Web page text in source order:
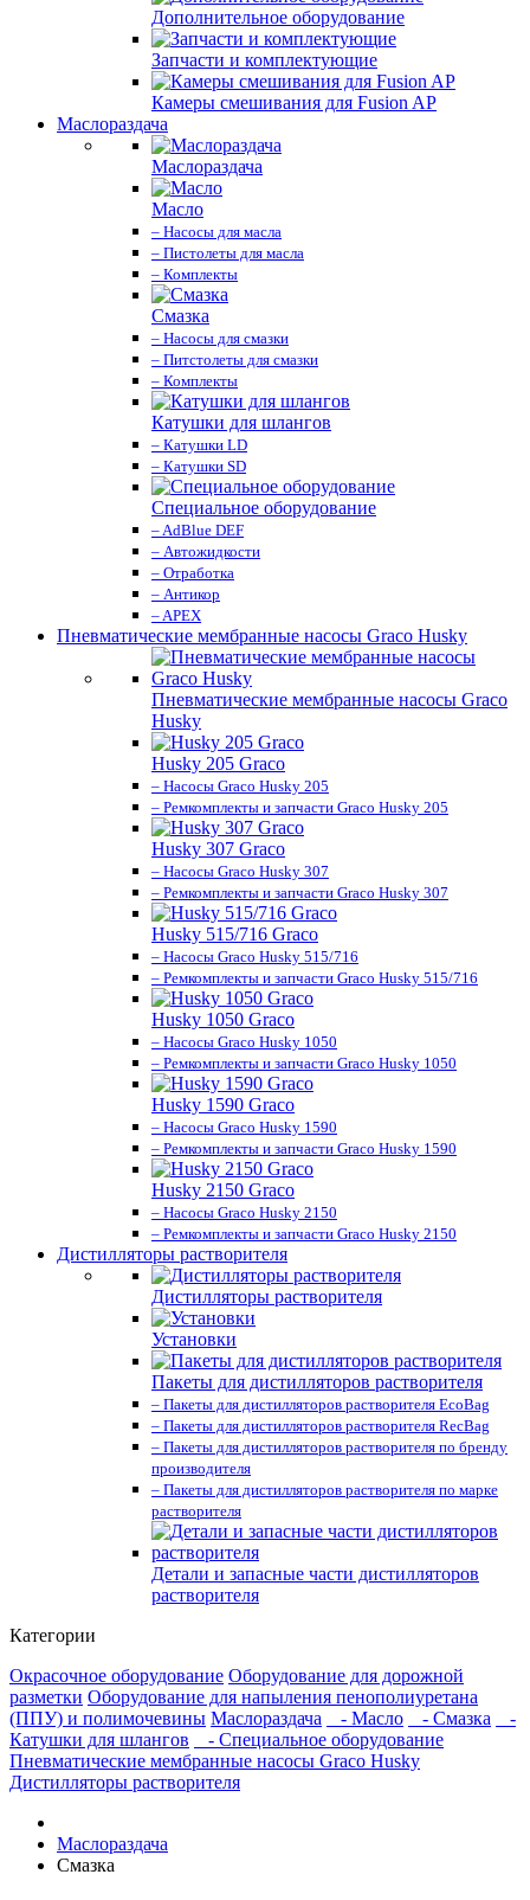
Дополнительное оборудование
Запчасти и комплектующие
Камеры смешивания для Fusion AP
Маслораздача
Маслораздача
Масло
– Насосы для масла
– Пистолеты для масла
– Комплекты
Смазка
– Насосы для смазки
– Питстолеты для смазки
– Комплекты
Катушки для шлангов
– Катушки LD
– Катушки SD
Специальное оборудование
– AdBlue DEF
– Автожидкости
– Отработка
– Антикор
– APEX
Пневматические мембранные насосы Graco Husky
Пневматические мембранные насосы Graco
Husky
Husky 205 Graco
– Насосы Graco Husky 205
– Ремкомплекты и запчасти Graco Husky 205
Husky 307 Graco
– Насосы Graco Husky 307
– Ремкомплекты и запчасти Graco Husky 307
Husky 515/716 Graco
– Насосы Graco Husky 515/716
– Ремкомплекты и запчасти Graco Husky 515/716
Husky 1050 Graco
– Насосы Graco Husky 1050
– Ремкомплекты и запчасти Graco Husky 1050
Husky 1590 Graco
– Насосы Graco Husky 1590
– Ремкомплекты и запчасти Graco Husky 1590
Husky 2150 Graco
– Насосы Graco Husky 2150
– Ремкомплекты и запчасти Graco Husky 2150
Дистилляторы растворителя
Дистилляторы растворителя
Установки
Пакеты для дистилляторов растворителя
– Пакеты для дистилляторов растворителя EcoBag
– Пакеты для дистилляторов растворителя RecBag
– Пакеты для дистилляторов растворителя по бренду
производителя
– Пакеты для дистилляторов растворителя по марке
растворителя
Детали и запасные части дистилляторов
растворителя
Категории
Окрасочное оборудование Оборудование для дорожной
разметки Оборудование для напыления пенополиуретана
(ППУ) и полимочевины Маслораздача - Масло - Смазка
-
Катушки для шлангов
- Специальное оборудование
Пневматические мембранные насосы Graco Husky
Дистилляторы растворителя
Маслораздача
Смазка